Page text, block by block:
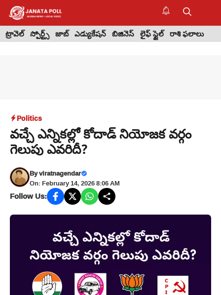
Skip
content
ట్రావెల్ స్పోర్ట్స్ జాబ్ ఎడ్యుకేషన్ బిజినెస్ లైఫ్ స్టైల్ రాశి ఫలాలు
Politics
వచ్చే ఎన్నికల్లో కోదాడ్ నియోజక వర్గం
గెలుపు ఎవరిదీ?
Byviratnagendar
On: February 14, 2026 8:06 AM
Follow Us: